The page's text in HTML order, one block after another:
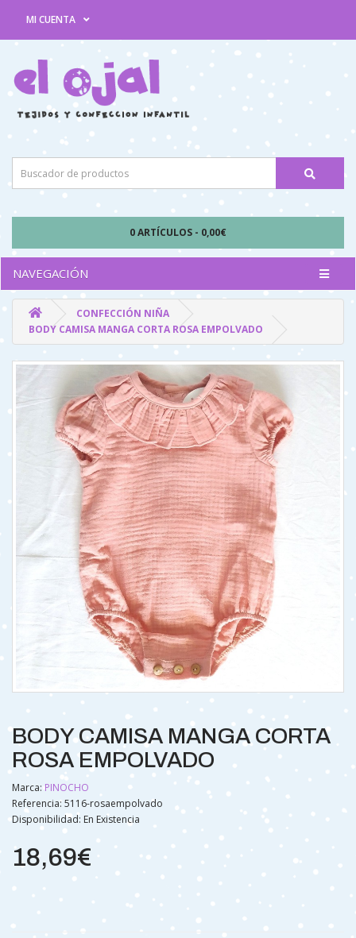
MI CUENTA
0 ARTÍCULOS - 0,00€
NAVEGACIÓN
CONFECCIÓN NIÑA
BODY CAMISA MANGA CORTA ROSA EMPOLVADO
BODY CAMISA MANGA CORTA
ROSA EMPOLVADO
Marca: PINOCHO
Referencia: 5116-rosaempolvado
Disponibilidad: En Existencia
18,69€